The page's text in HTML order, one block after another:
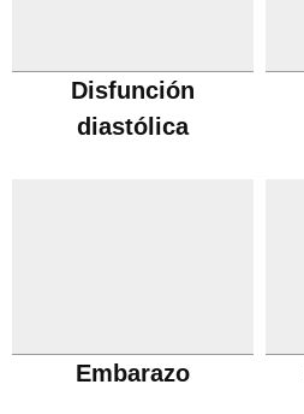
Disfunción
diastólica
Embarazo